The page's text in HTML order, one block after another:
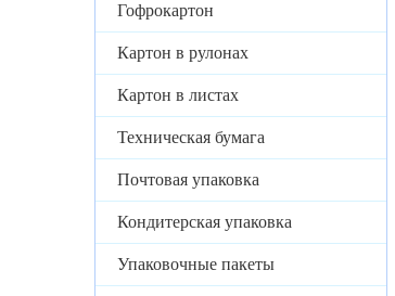
Гофрокартон
Картон в рулонах
Картон в листах
Техническая бумага
Почтовая упаковка
Кондитерская упаковка
Упаковочные пакеты